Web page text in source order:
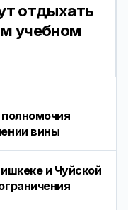
отдыхать
учебном
вины
и Чуйской